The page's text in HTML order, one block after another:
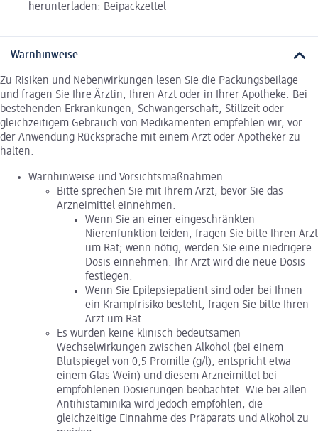
herunterladen: Beipackzettel
Warnhinweise
Zu Risiken und Nebenwirkungen lesen Sie die Packungsbeilage
und fragen Sie Ihre Ärztin, Ihren Arzt oder in Ihrer Apotheke. Bei
bestehenden Erkrankungen, Schwangerschaft, Stillzeit oder
gleichzeitigem Gebrauch von Medikamenten empfehlen wir, vor
der Anwendung Rücksprache mit einem Arzt oder Apotheker zu
halten.
Warnhinweise und Vorsichtsmaßnahmen
Bitte sprechen Sie mit Ihrem Arzt, bevor Sie das
Arzneimittel einnehmen.
Wenn Sie an einer eingeschränkten
Nierenfunktion leiden, fragen Sie bitte Ihren Arzt
um Rat; wenn nötig, werden Sie eine niedrigere
Dosis einnehmen. Ihr Arzt wird die neue Dosis
festlegen.
Wenn Sie Epilepsiepatient sind oder bei Ihnen
ein Krampfrisiko besteht, fragen Sie bitte Ihren
Arzt um Rat.
Es wurden keine klinisch bedeutsamen
Wechselwirkungen zwischen Alkohol (bei einem
Blutspiegel von 0,5 Promille (g/l), entspricht etwa
einem Glas Wein) und diesem Arzneimittel bei
empfohlenen Dosierungen beobachtet. Wie bei allen
Antihistaminika wird jedoch empfohlen, die
gleichzeitige Einnahme des Präparats und Alkohol zu